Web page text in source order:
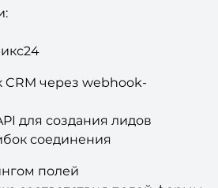
через webhook-
для создания лидов
соединения